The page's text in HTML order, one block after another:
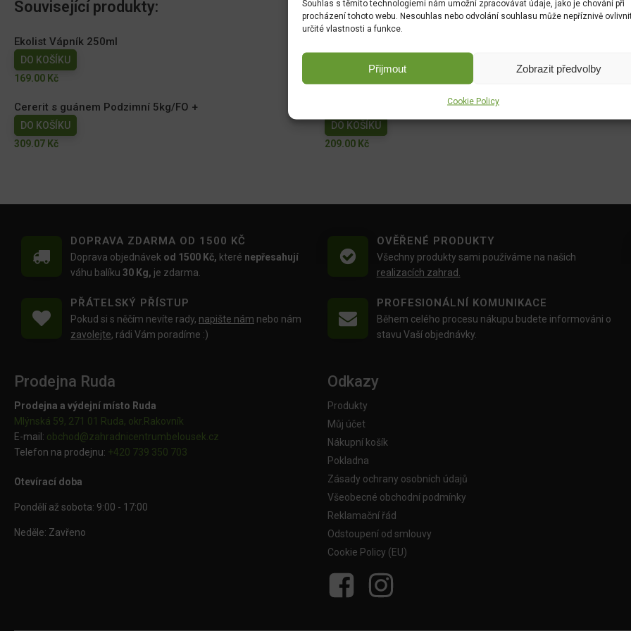
Souhlas s těmito technologiemi nám umožní zpracovávat údaje, jako je chování při
procházení tohoto webu. Nesouhlas nebo odvolání souhlasu může nepříznivě
určité vlastnosti a funkce.
Přijmout Zobrazit předvolby
Cookie Policy
Související produkty:
Ekolist Vápník 250ml
DO KOŠÍKU
169.00 Kč
Cererit s guánem Podzimní 5kg/FO +
DO KOŠÍKU
309.07 Kč
DO KOŠÍKU
209.00 Kč
DOPRAVA ZDARMA OD 1500 KČ
Doprava objednávek od 1500 Kč, které nepřesahují
váhu balíku30 Kg, je zdarma.
OVĚŘENÉ PRODUKTY
Všechny produkty sami používáme na našich
realizacích zahrad.
PŘÁTELSKÝ PŘÍSTUP
Pokud si s něčím nevíte rady, napište nám nebo nám
zavolejte, rádi Vám poradíme :)
PROFESIONÁLNÍ KOMUNIKACE
Během celého procesu nákupu budete informováni o
stavu Vaší objednávky.
Prodejna Ruda
Prodejna a výdejní místo Ruda
Mlýnská 59, 271 01 Ruda, okr.Rakovník
E-mail: obchod@zahradnicentrumbelousek.cz
Telefon na prodejnu: +420 739 350 703
Otevírací doba
Pondělí až sobota: 9:00 - 17:00
Neděle: Zavřeno
Odkazy
Produkty
Můj účet
Nákupní košík
Pokladna
Zásady ochrany osobních údajů
Všeobecné obchodní podmínky
Reklamační řád
Odstoupení od smlouvy
Cookie Policy (EU)